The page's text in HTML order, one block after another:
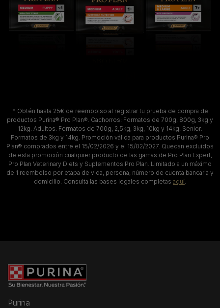
* Obtén hasta 25€ de reembolso al registrar tu prueba de compra de
productos Purina® Pro Plan®. Cachorros: Formatos de 700g, 800g, 3kg y
12kg. Adultos: Formatos de 700g, 2,5kg, 3kg, 10kg y 14kg. Senior:
Formatos de 3kg y 14kg. Promoción válida para productos Purina® Pro
Plan® comprados entre el 15/02/2026 y el 15/02/2027. Quedan excluidos
de esta promoción cualquier producto de las gamas de Pro Plan Expert,
Pro Plan Veterinary Diets y Suplementos Pro Plan. Limitado a un máximo
de 1 reembolso por etapa de vida, persona, número de cuenta bancaria y
domicilio. Consulta las bases legales completas aquí
Purina